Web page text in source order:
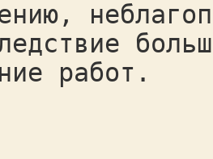
работ.